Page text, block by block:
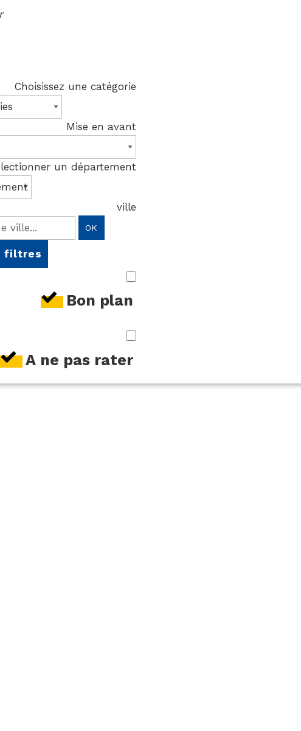
Choisissez une catégorie
Mise en avant
un département
ville
OK
filtres
Bon plan
A ne pas rater